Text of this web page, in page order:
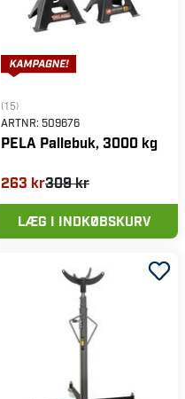
(15)
ARTNR: 509676
PELA Pallebuk, 3000 kg
263 kr309 kr
LÆG I INDKØBSKURV